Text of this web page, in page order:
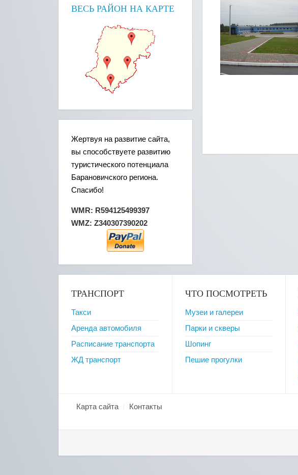
ВЕСЬ РАЙОН НА КАРТЕ
Жертвуя на развитие сайта,
вы способствуете развитию
туристического потенциала
Барановичского региона.
Спасибо!
WMR: R594125499397
WMZ: Z340307390202
ТРАНСПОРТ
Такси
Аренда автомобиля
Расписание транспорта
ЖД транспорт
ЧТО ПОСМОТРЕТЬ
Музеи и галереи
Парки и скверы
Шопинг
Пешие прогулки
Карта сайта Контакты